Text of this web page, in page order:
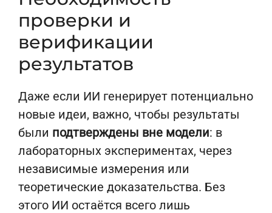
проверки и
верификации
результатов
Даже если ИИ генерирует потенциально
новые идеи, важно, чтобы результаты
были подтверждены вне модели: в
лабораторных экспериментах, через
независимые измерения или
теоретические доказательства. Без
этого ИИ остаётся всего лишь